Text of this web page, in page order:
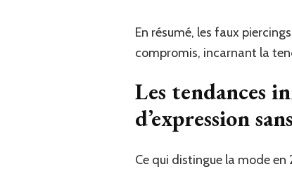
En résumé, les faux
compromis, incarnant la
Les tendances
d’expression
Ce qui distingue la mode